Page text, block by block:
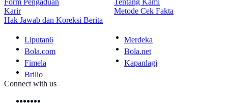
Form Pengaduan
Tentang Kami
Karir
Metode Cek Fakta
Hak Jawab dan Koreksi Berita
Liputan6
Merdeka
Bola.com
Bola.net
Fimela
Kapanlagi
Brilio
Connect with us